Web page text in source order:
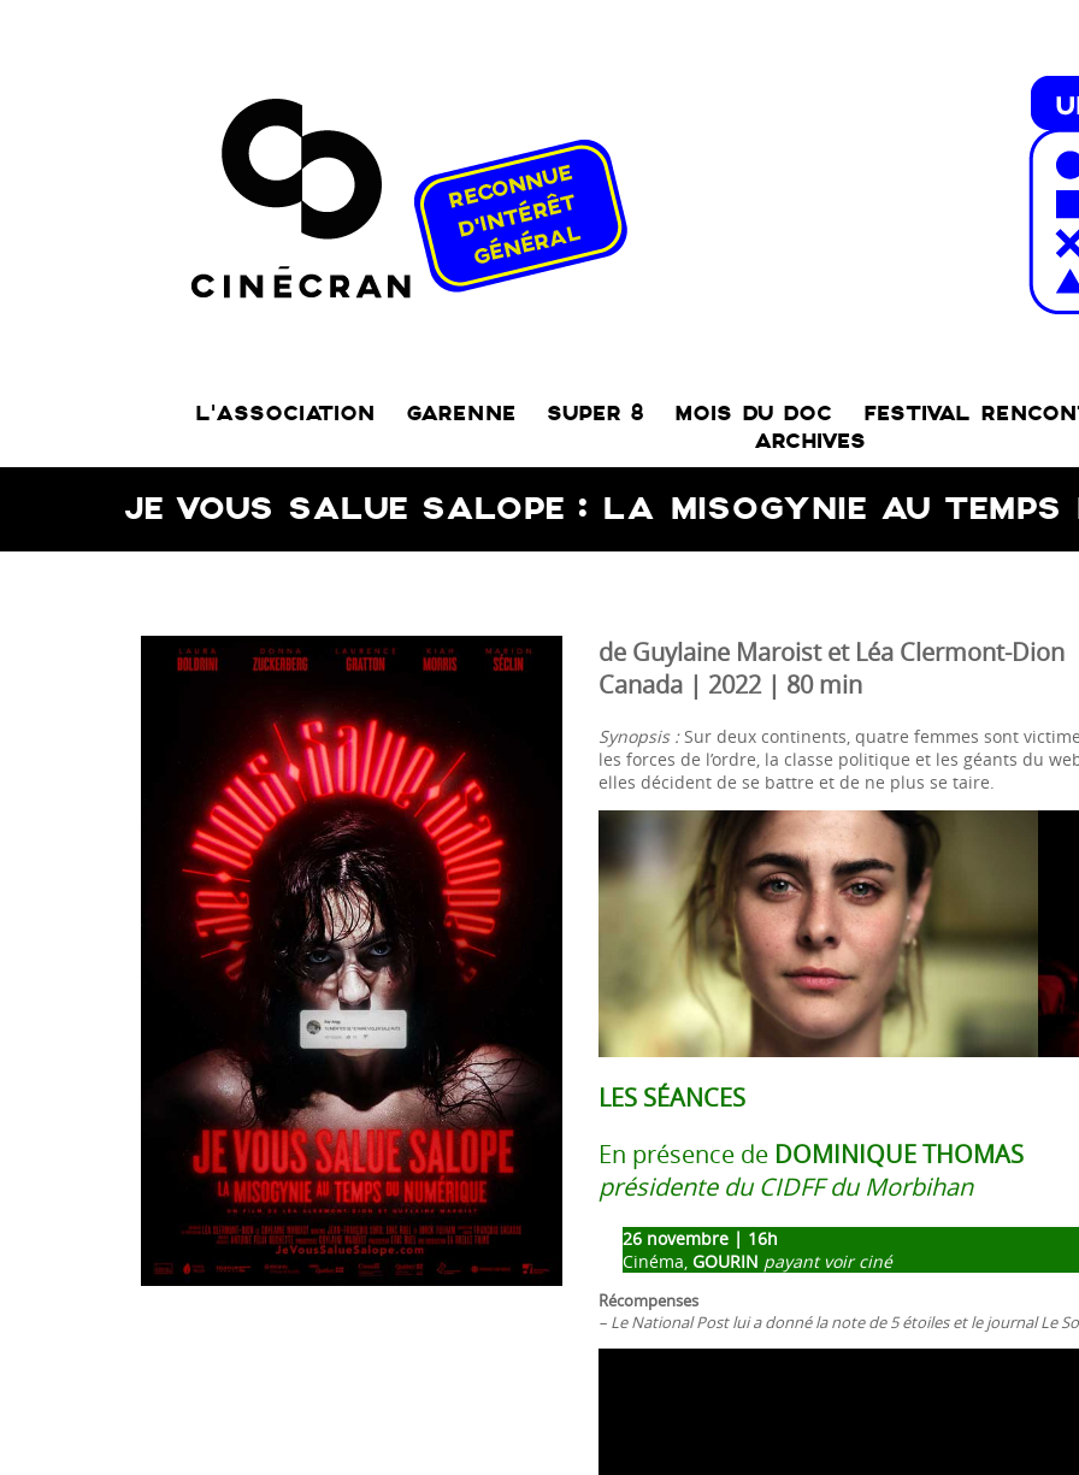
L’ASSOCIATION GARENNE SUPER 8 MOIS DU DOC FESTIVAL
ARCHIVES
JE VOUS SALUE SALOPE : LA MISOGYNIE AU TEMPS
de Guylaine Maroist et Léa Clermont-Dion
Canada | 2022 | 80 min
Synopsis : Sur deux continents, quatre femmes sont
les forces de l’ordre, la classe politique et les géants du
elles décident de se battre et de ne plus se taire.
LES SÉANCES
En présence de DOMINIQUE THOMAS
présidente du CIDFF du Morbihan
26 novembre | 16h
Cinéma, GOURIN payant voir ciné
Récompenses
– Le National Post lui a donné la note de 5 étoiles et le journal Le